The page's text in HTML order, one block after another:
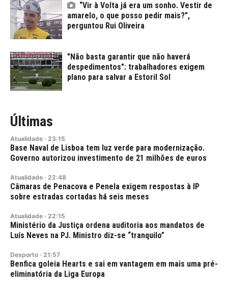
“Vir à Volta já era um sonho. Vestir de
amarelo, o que posso pedir mais?”,
perguntou Rui Oliveira
"Não basta garantir que não haverá
despedimentos": trabalhadores exigem
plano para salvar a Estoril Sol
Últimas
Atualidade · 23:15
Base Naval de Lisboa tem luz verde para modernização.
Governo autorizou investimento de 21 milhões de euros
Atualidade · 22:48
Câmaras de Penacova e Penela exigem respostas à IP
sobre estradas cortadas há seis meses
Atualidade · 22:15
Ministério da Justiça ordena auditoria aos mandatos de
Luís Neves na PJ. Ministro diz-se “tranquilo”
Desporto · 21:57
Benfica goleia Hearts e sai em vantagem em mais uma pré-
eliminatória da Liga Europa